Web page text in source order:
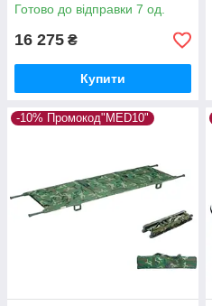
Готово до відправки 7 од.
16 275 ₴
Купити
-10% Промокод"MED10"